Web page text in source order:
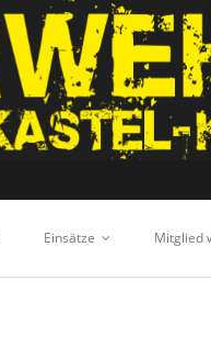
Einsätze Mitglied